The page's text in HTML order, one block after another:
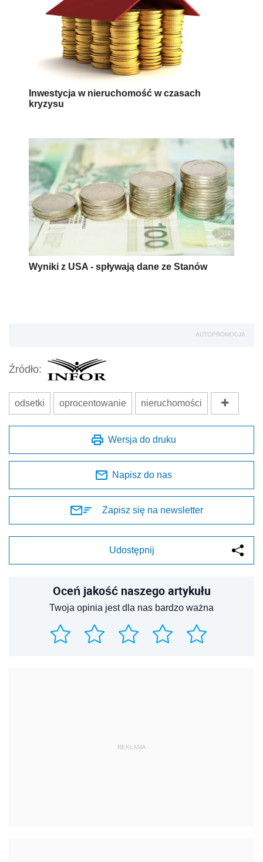
Inwestycja w nieruchomość w czasach
kryzysu
Wyniki z USA - spływają dane ze Stanów
AUTOPROMOCJA
Źródło:
odsetki oprocentowanie nieruchomości
Wersja do druku
Napisz do nas
Zapisz się na newsletter
Udostępnij
Oceń jakość naszego artykułu
Twoja opinia jest dla nas bardzo ważna
REKLAMA